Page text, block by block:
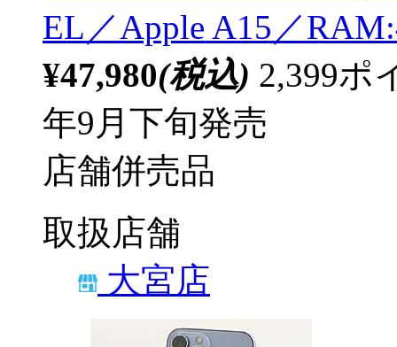
EL／Apple A15／
¥47,980(税込) 2,399ポ
年9月下旬発売
店舗併売品
取扱店舗
大宮店